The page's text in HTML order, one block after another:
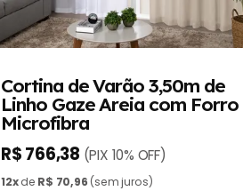
Cortina de Varão 3,50m de
Linho Gaze Areia com Forro
Microfibra
R$ 766,38 (PIX 10% OFF)
12xde R$ 70,96 (sem juros)